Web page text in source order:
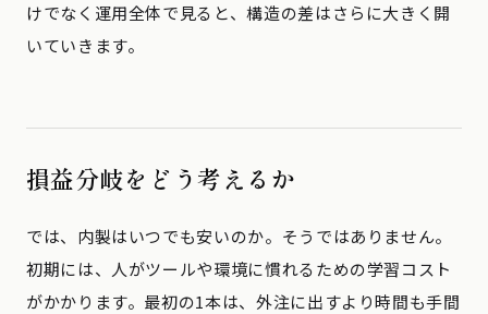
けでなく運用全体で見ると、構造の差はさらに大きく開
いていきます。
損益分岐をどう考えるか
では、内製はいつでも安いのか。そうではありません。
初期には、人がツールや環境に慣れるための学習コスト
がかかります。最初の1本は、外注に出すより時間も手間